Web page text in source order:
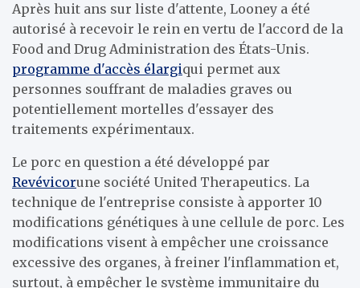
Après huit ans sur liste d'attente, Looney a été
autorisé à recevoir le rein en vertu de l'accord de la
Food and Drug Administration des États-Unis.
programme d'accès élargiqui permet aux
personnes souffrant de maladies graves ou
potentiellement mortelles d'essayer des
traitements expérimentaux.
Le porc en question a été développé par
Revévicorune société United Therapeutics. La
technique de l'entreprise consiste à apporter 10
modifications génétiques à une cellule de porc. Les
modifications visent à empêcher une croissance
excessive des organes, à freiner l'inflammation et,
surtout, à empêcher le système immunitaire du